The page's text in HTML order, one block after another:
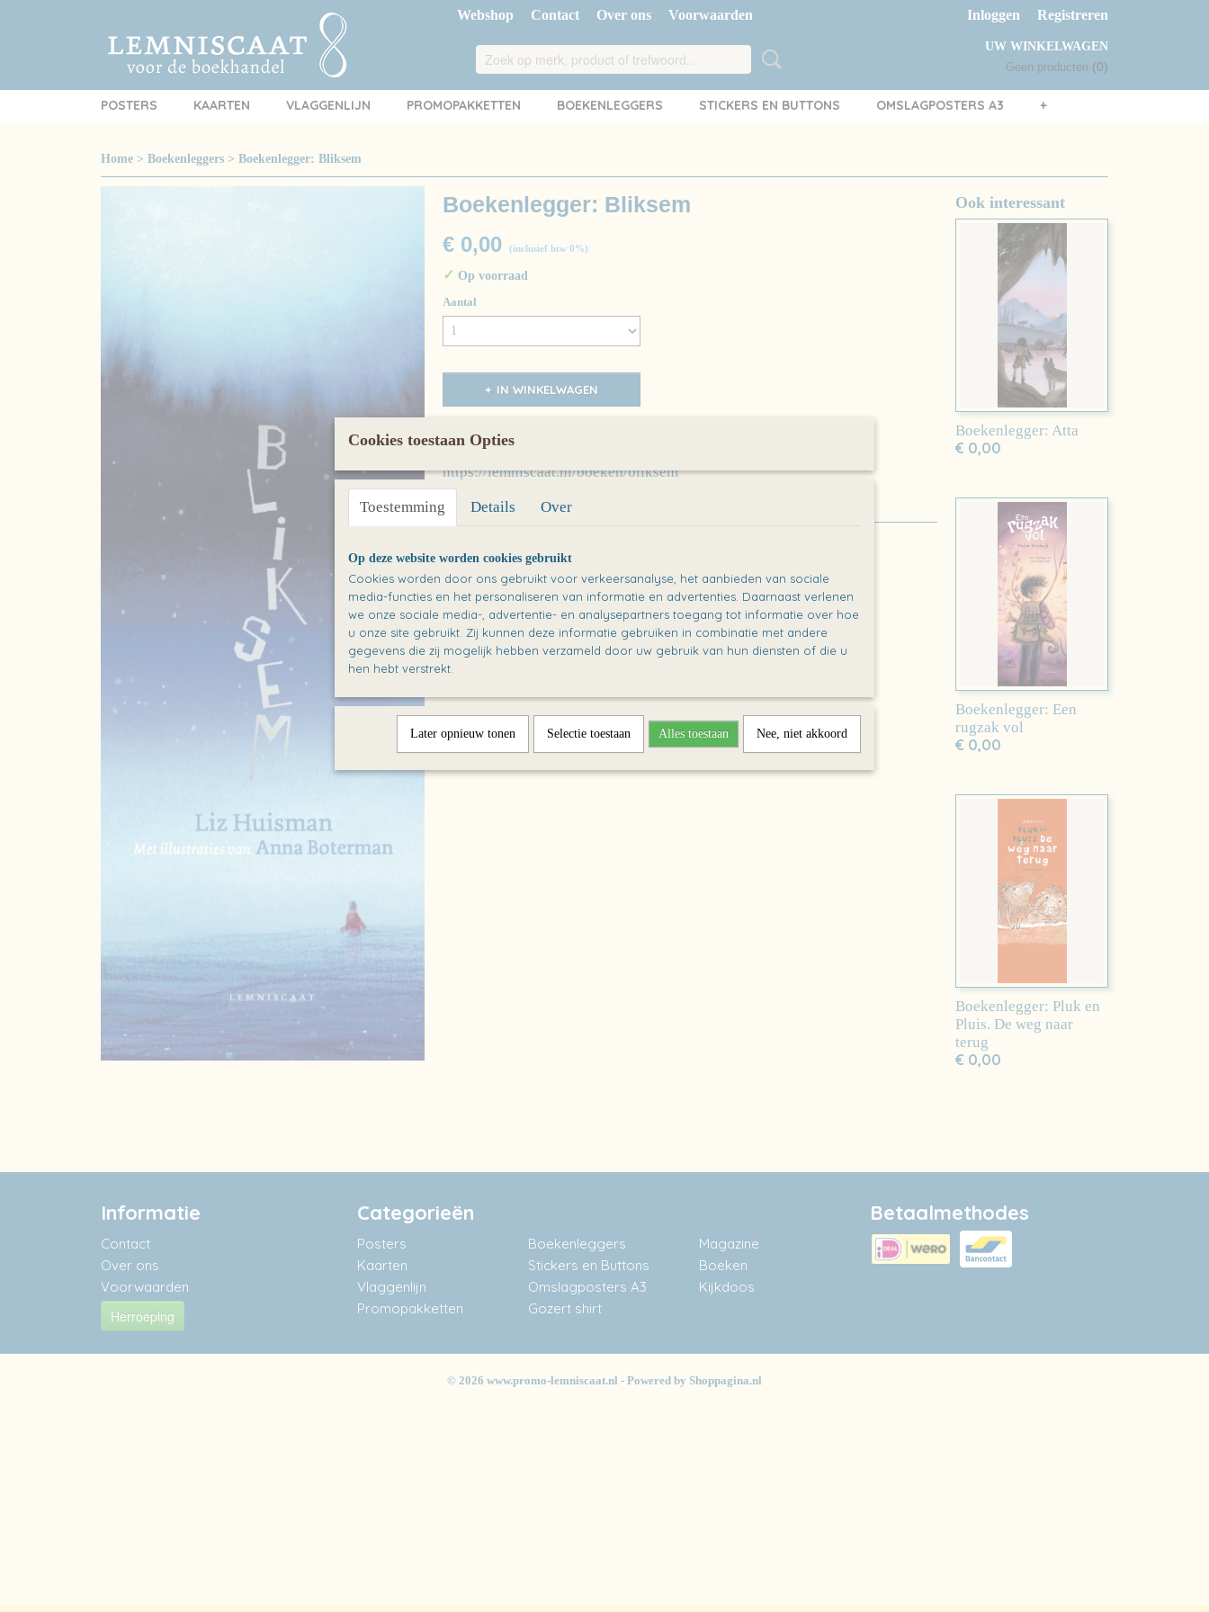
Webshop Contact Over ons Voorwaarden Inloggen Registreren
UW WINKELWAGEN
Geen producten (0)
POSTERS KAARTEN VLAGGENLIJN PROMOPAKKETTEN BOEKENLEGGERS STICKERS EN BUTTONS OMSLAGPOSTERS A3 +
Home > Boekenleggers > Boekenlegger: Bliksem
Boekenlegger: Bliksem
€ 0,00 (inclusief btw 0%)
✓ Op voorraad
Aantal
IN WINKELWAGEN
Omschrijving
Bliksem door Liz Huisman en Anna Boterman
https://lemniscaat.nl/boeken/bliksem
Een set van 10 stuks
Ook interessant
Boekenlegger: Atta
€ 0,00
Boekenlegger: Een
rugzak vol
€ 0,00
Boekenlegger: Pluk en
Pluis. De weg naar
terug
€ 0,00
Informatie
Contact
Over ons
Voorwaarden
Herroeping
Categorieën
Posters
Kaarten
Vlaggenlijn
Promopakketten
Boekenleggers
Stickers en Buttons
Omslagposters A3
Gozert shirt
Magazine
Boeken
Kijkdoos
Betaalmethodes
© 2026 www.promo-lemniscaat.nl - Powered by Shoppagina.nl
Cookies toestaan Opties
Toestemming Details Over
Op deze website worden cookies gebruikt
Cookies worden door ons gebruikt voor verkeersanalyse, het aanbieden van sociale
media-functies en het personaliseren van informatie en advertenties. Daarnaast verlenen
we onze sociale media-, advertentie- en analysepartners toegang tot informatie over hoe
u onze site gebruikt. Zij kunnen deze informatie gebruiken in combinatie met andere
gegevens die zij mogelijk hebben verzameld door uw gebruik van hun diensten of die u
hen hebt verstrekt.
Later opnieuw tonen Selectie toestaan Alles toestaan Nee, niet akkoord